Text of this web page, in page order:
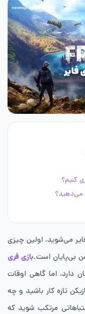
کنیم؟
می‌دهید؟
می‌شوید، اولین چیزی
بی‌پایان است.بازی فری
دارد، اما گاهی اوقات
تازه ‌کار باشید و چه
مرتکب شوید که